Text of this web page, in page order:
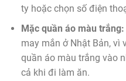
ty hoặc chọn số điện
Mặc quần áo màu trắng:
may mắn ở Nhật Bản, vì
quần áo màu trắng vào
cả khi đi làm ăn.